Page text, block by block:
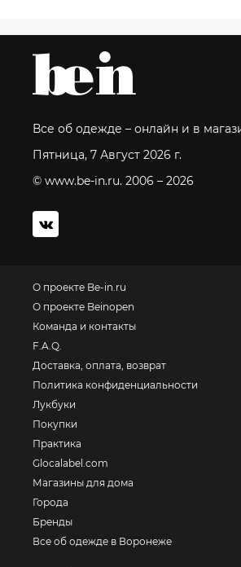
Все об одежде – онлайн и в
Пятница, 7 Август 2026 г.
© www.be-in.ru. 2006 – 2026
О проекте Be-in.ru
О проекте Beinopen
Команда и контакты
F.A.Q.
Доставка, оплата, возврат
Политика конфиденциальности
Лукбуки
Покупки
Практика
Glocalabel.com
Магазины для дома
Города
Бренды
Все об одежде в Воронеже